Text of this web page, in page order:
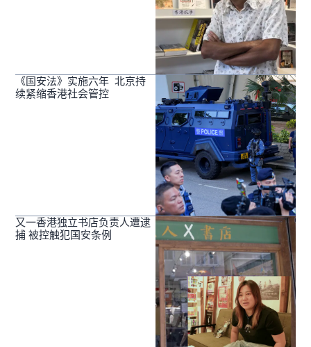
《国安法》实施六年 北京持
续紧缩香港社会管控
又一香港独立书店负责人遭逮
捕 被控触犯国安条例